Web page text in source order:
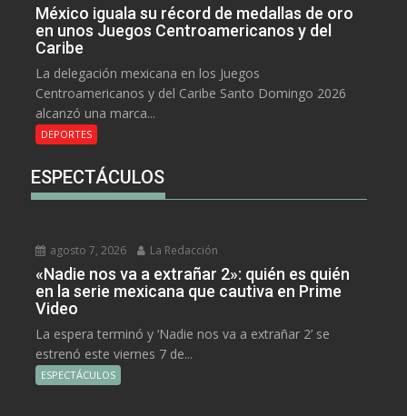
México iguala su récord de medallas de oro
en unos Juegos Centroamericanos y del
Caribe
La delegación mexicana en los Juegos
Centroamericanos y del Caribe Santo Domingo 2026
alcanzó una marca...
DEPORTES
ESPECTÁCULOS
agosto 7, 2026 La Redacción
«Nadie nos va a extrañar 2»: quién es quién
en la serie mexicana que cautiva en Prime
Video
La espera terminó y ‘Nadie nos va a extrañar 2’ se
estrenó este viernes 7 de...
ESPECTÁCULOS